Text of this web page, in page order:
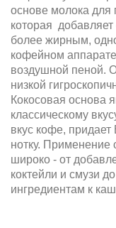
основе молока для
которая добавляет
более жирным,
кофейном аппарате
воздушной пеной.
низкой
Кокосовая основа
классическому
вкус кофе,
нотку. Применение
широко - от
коктейли и смузи
ингредиентам к
Турецкий кофе
Illy
Merrild
Must
DeMarco
Pellini
Arvid Nordquist
Tempelmann
Melitta
Для чайной
Ингредиенты
автоматов